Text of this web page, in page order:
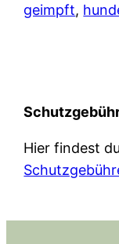
geimpft,
Hier findest